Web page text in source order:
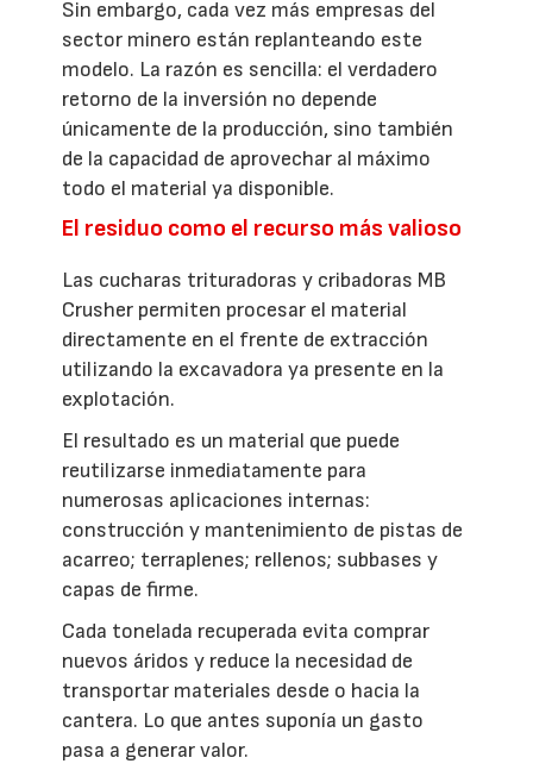
Sin embargo, cada vez más empresas del
sector minero están replanteando este
modelo. La razón es sencilla: el verdadero
retorno de la inversión no depende
únicamente de la producción, sino también
de la capacidad de aprovechar al máximo
todo el material ya disponible.
El residuo como el recurso más valioso
Las cucharas trituradoras y cribadoras MB
Crusher permiten procesar el material
directamente en el frente de extracción
utilizando la excavadora ya presente en la
explotación.
El resultado es un material que puede
reutilizarse inmediatamente para
numerosas aplicaciones internas:
construcción y mantenimiento de pistas de
acarreo; terraplenes; rellenos; subbases y
capas de firme.
Cada tonelada recuperada evita comprar
nuevos áridos y reduce la necesidad de
transportar materiales desde o hacia la
cantera. Lo que antes suponía un gasto
pasa a generar valor.